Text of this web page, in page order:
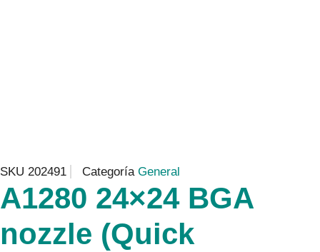
SKU 202491 Categoría General
A1280 24×24 BGA
nozzle (Quick